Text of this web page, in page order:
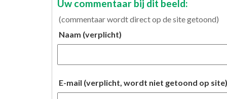
Uw commentaar bij dit beeld:
(commentaar wordt direct op de site getoond)
Naam (verplicht)
E-mail (verplicht, wordt niet getoond op site)